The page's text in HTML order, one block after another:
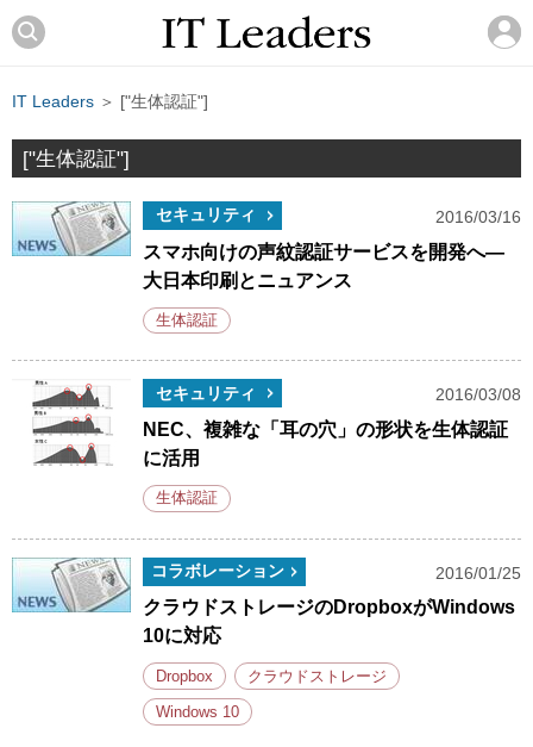
IT Leaders ＞ ["生体認証"]
["生体認証"]
セキュリティ 2016/03/16
スマホ向けの声紋認証サービスを開発へ―
大日本印刷とニュアンス
生体認証
セキュリティ 2016/03/08
NEC、複雑な「耳の穴」の形状を生体認証
に活用
生体認証
コラボレーション 2016/01/25
クラウドストレージのDropboxがWindows
10に対応
Dropbox クラウドストレージ
Windows 10